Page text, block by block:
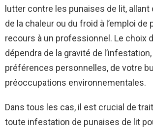
lutter contre les punaises de lit, allant
de la chaleur ou du froid à l’emploi
recours à un professionnel. Le choix
dépendra de la gravité de
préférences personnelles, de votre
préoccupations environnementales.
Dans tous les cas, il est crucial de
toute infestation de punaises de lit